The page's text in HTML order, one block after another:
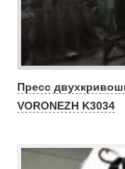
Пресс
VORONEZH K3034